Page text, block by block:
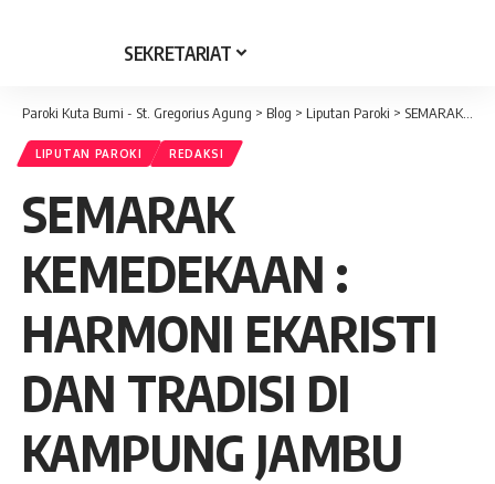
SEKRETARIAT
Paroki Kuta Bumi - St. Gregorius Agung > Blog > Liputan Paroki > SEMARAK KEMEDEKAAN : HARMONI EKARISTI DAN TRADISI DI KAMPUNG JAMBU
LIPUTAN PAROKI REDAKSI
SEMARAK
KEMEDEKAAN :
HARMONI EKARISTI
DAN TRADISI DI
KAMPUNG JAMBU